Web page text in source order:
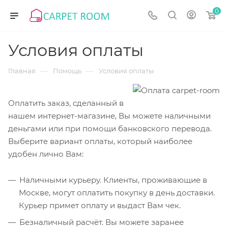
0
Условия оплаты
Главная — Помощь — Условия оплаты
Оплатить заказ, сделанный в
нашем интернет-магазине, Вы можете наличными
деньгами или при помощи банковского перевода.
Выберите вариант оплаты, который наиболее
удобен лично Вам:
Наличными курьеру. Клиенты, проживающие в
Москве, могут оплатить покупку в день доставки.
Курьер примет оплату и выдаст Вам чек.
Безналичный расчёт. Вы можете заранее